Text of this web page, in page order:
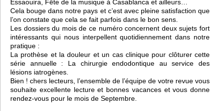
Essaouira, Fête de la musique à Casablanca et ailleurs…
Cela bouge dans notre pays et c’est avec pleine satisfaction que
l’on constate que cela se fait parfois dans le bon sens.
Les dossiers du mois de ce numéro concernent deux sujets fort
intéressants qui nous interpellent quotidiennement dans notre
pratique :
La prothèse et la douleur et un cas clinique pour clôturer cette
série annuelle : La chirurgie endodontique au service des
lésions iatrogènes.
Bien ! chers lecteurs, l’ensemble de l’équipe de votre revue vous
souhaite excellente lecture et bonnes vacances et vous donne
rendez-vous pour le mois de Septembre.